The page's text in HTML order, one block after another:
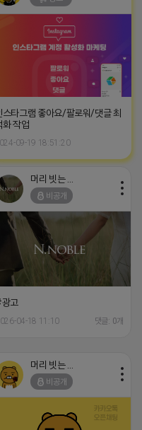
스타그램 좋아요/팔로워/댓글 최
화 작업
09-19 18:51:20
비공개
고
04-18 11:10 댓글: 0개
비공개